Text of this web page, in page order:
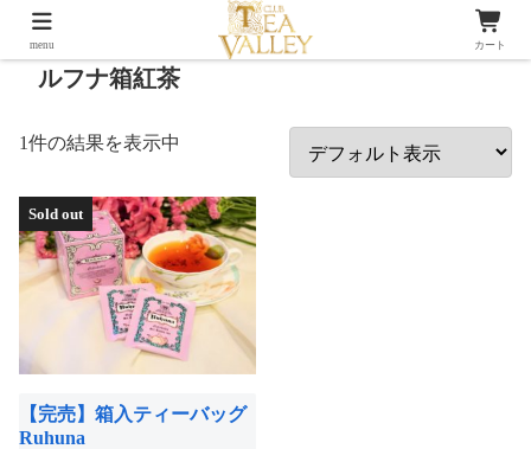
ルフナ箱紅茶
1件の結果を表示中
Sold out
【完売】箱入ティーバッグ
Ruhuna
menu カート